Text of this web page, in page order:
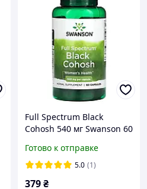
Full Spectrum Black
Cohosh 540 мг Swanson 60
Готово к отправке
5.0 (1)
379₴